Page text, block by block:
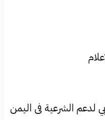
لدعم الشرعية فى اليمن